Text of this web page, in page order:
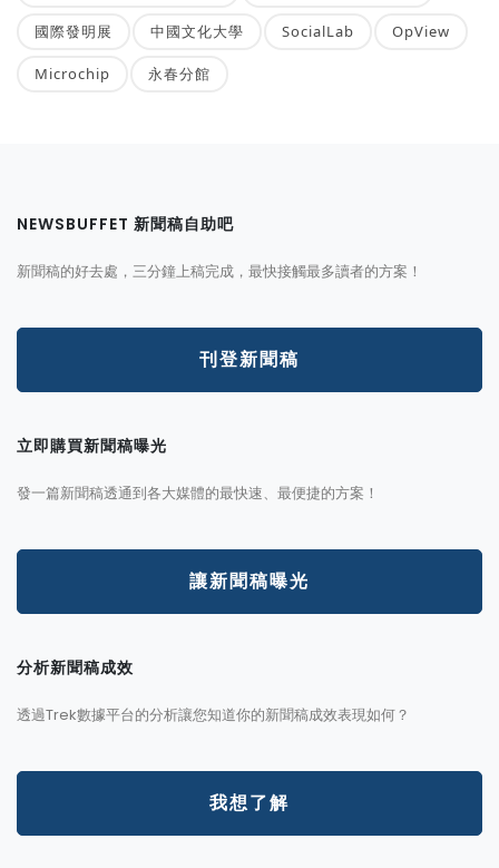
國際發明展 中國文化大學 SocialLab OpView
Microchip 永春分館
NEWSBUFFET 新聞稿自助吧
新聞稿的好去處，三分鐘上稿完成，最快接觸最多讀者的方案！
刊登新聞稿
立即購買新聞稿曝光
發一篇新聞稿透通到各大媒體的最快速、最便捷的方案！
讓新聞稿曝光
分析新聞稿成效
透過Trek數據平台的分析讓您知道你的新聞稿成效表現如何？
我想了解